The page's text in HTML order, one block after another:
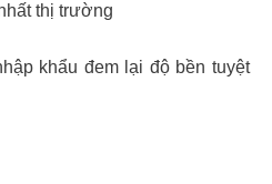
thị trường
khẩu đem lại độ bền tuyệt